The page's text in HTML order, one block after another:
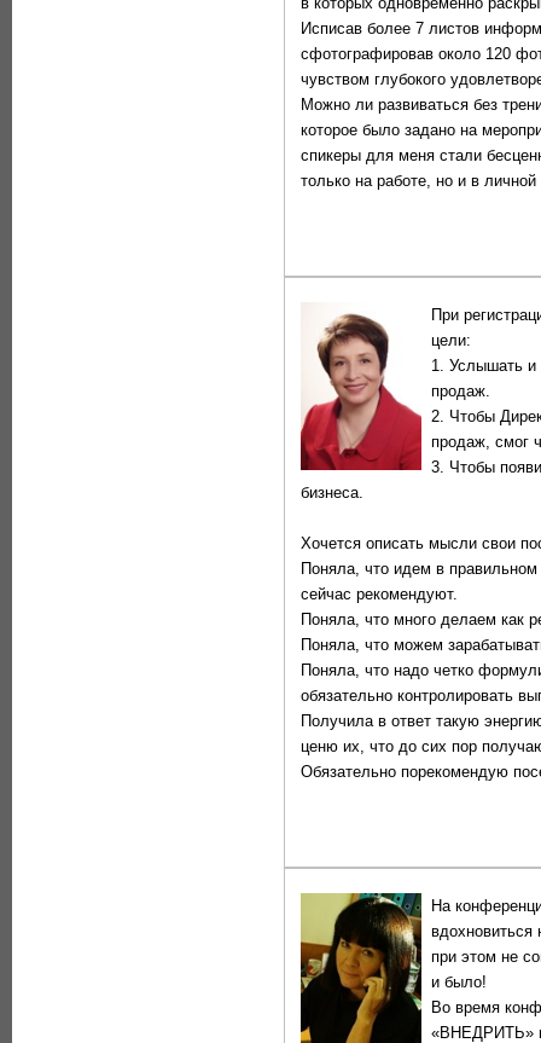
Исписав более 7 листов
сфотографировав около 120
чувством глубокого
Можно ли развиваться без
которое было задано на
спикеры для меня стали
только на работе, но и в личной
При
цели:
1. Услышать и
продаж.
2. Чтобы
продаж, смог
3. Чтобы
бизнеса.
Хочется описать мысли свои
Поняла, что идем в
сейчас рекомендуют.
Поняла, что много делаем как
Поняла, что можем
Поняла, что надо четко
обязательно контролировать
Получила в ответ такую
ценю их, что до сих пор
Обязательно порекомендую
На
при этом не
и было!
Во время
«ВНЕДРИТЬ» и